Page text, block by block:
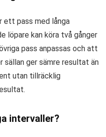
ett pass med långa
löpare kan köra två gånger
pass anpassas och att
sällan ger sämre resultat än
utan tillräcklig
intervaller?